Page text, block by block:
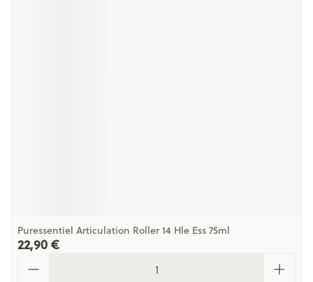
Puressentiel Articulation Roller 14 Hle Ess 75ml
22,90 €